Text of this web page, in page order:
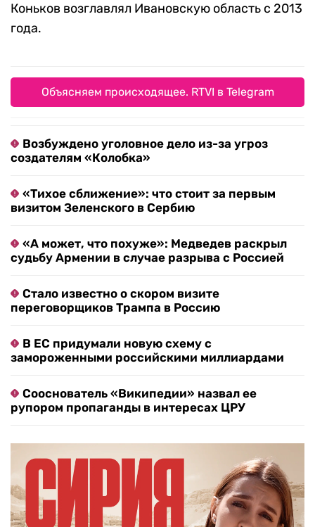
Коньков возглавлял Ивановскую область с 2013
года.
Объясняем происходящее. RTVI в Telegram
Возбуждено уголовное дело из-за угроз
создателям «Колобка»
«Тихое сближение»: что стоит за первым
визитом Зеленского в Сербию
«А может, что похуже»: Медведев раскрыл
судьбу Армении в случае разрыва с Россией
Стало известно о скором визите
переговорщиков Трампа в Россию
В ЕС придумали новую схему с
замороженными российскими миллиардами
Сооснователь «Википедии» назвал ее
рупором пропаганды в интересах ЦРУ